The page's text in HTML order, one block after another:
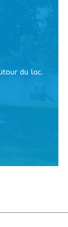
du lac.